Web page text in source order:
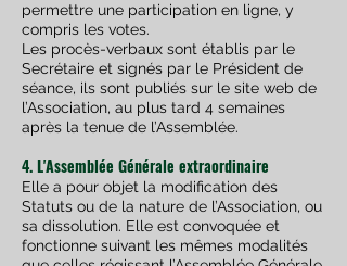
permettre une participation en ligne, y
compris les votes.
Les procès-verbaux sont établis par le
Secrétaire et signés par le Président de
séance, ils sont publiés sur le site web de
l’Association, au plus tard 4 semaines
après la tenue de l’Assemblée.
4. L'Assemblée Générale extraordinaire
Elle a pour objet la modification des
Statuts ou de la nature de l’Association, ou
sa dissolution. Elle est convoquée et
fonctionne suivant les mêmes modalités